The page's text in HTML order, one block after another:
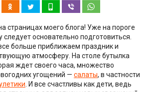
страницах моего блога! Уже на пороге
основательно подготовиться.
больше приближаем праздник и
атмосферу. На столе бутылка
ждет своего часа, множество
угощений — салаты, в частности
. И все счастливы как дети, ведь